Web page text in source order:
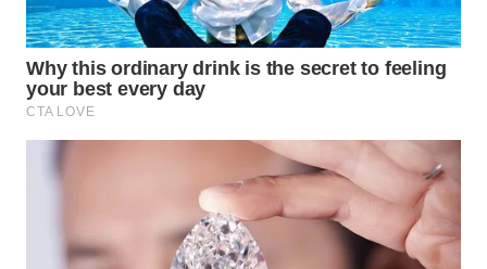
WN
DEPOK
WN
TAPANULI
SAMOSIR